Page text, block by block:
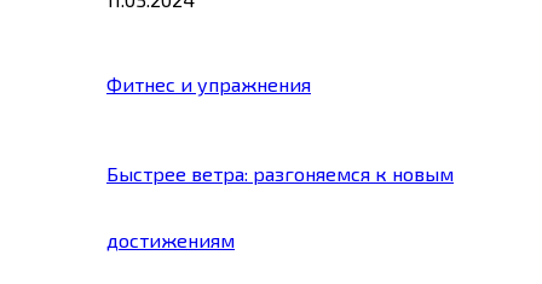
Фитнес и упражнения
Быстрее ветра: разгоняемся к новым
достижениям